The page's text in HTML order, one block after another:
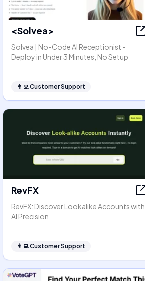
<Solvea>
Solvea | No-Code AI Receptionist -
Deploy in Under 3 Minutes, No Setup
👨‍💻Customer Support
RevFX
RevFX: Discover Lookalike Accounts with
AI Precision
👨‍💻Customer Support